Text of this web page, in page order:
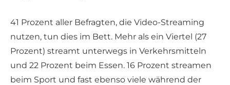
41 Prozent aller Befragten, die Video-Streaming
nutzen, tun dies im Bett. Mehr als ein Viertel (27
Prozent) streamt unterwegs in Verkehrsmitteln
und 22 Prozent beim Essen. 16 Prozent streamen
beim Sport und fast ebenso viele während der